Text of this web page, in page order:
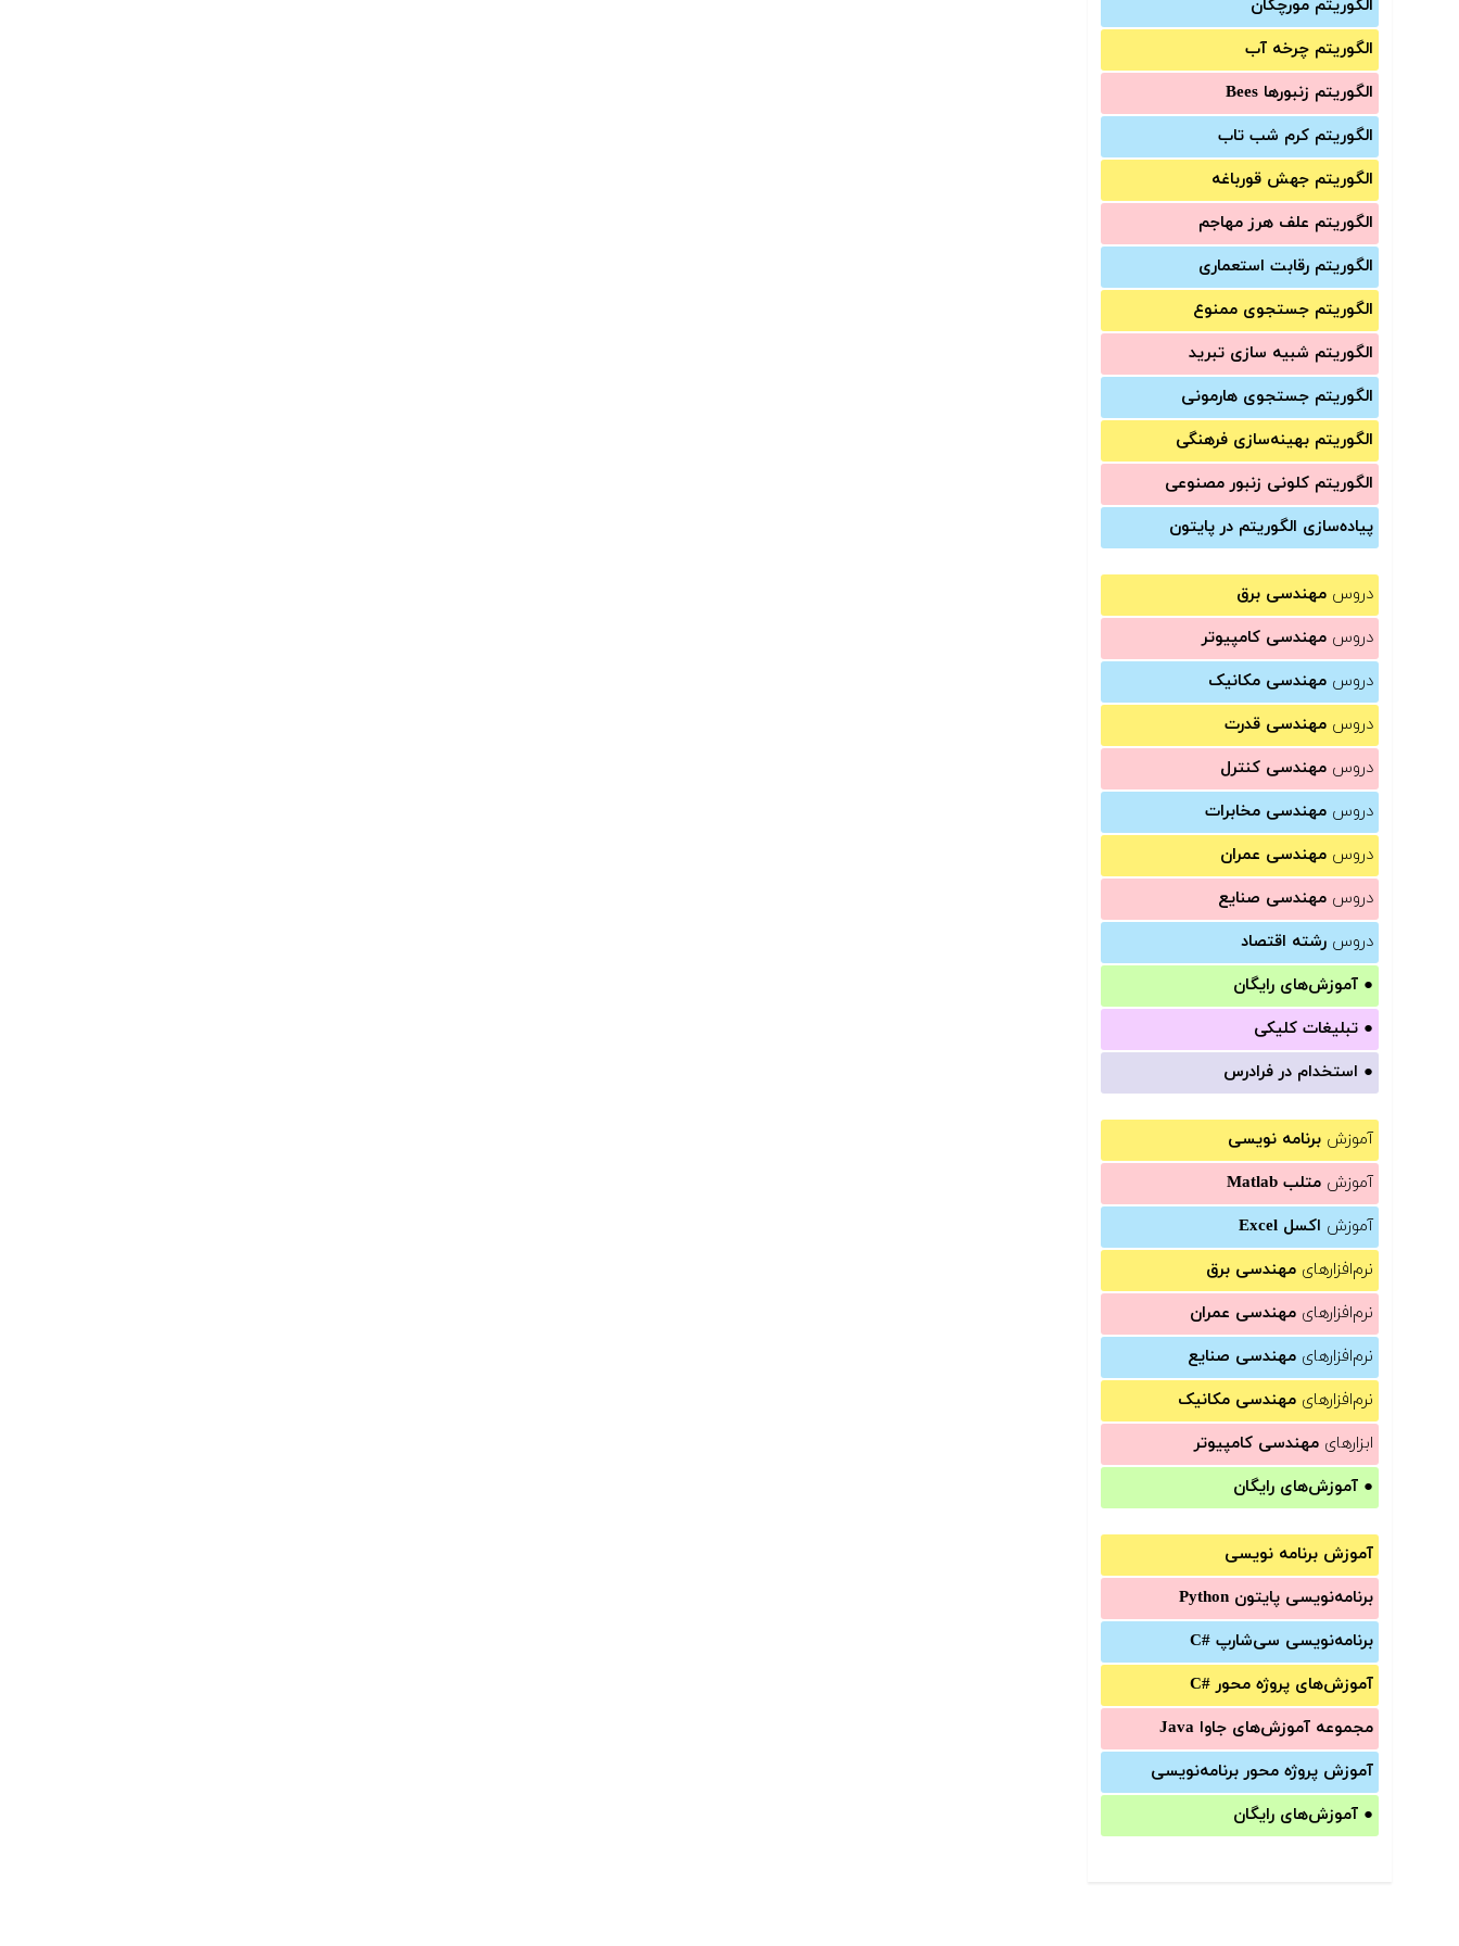
الگوریتم مورچگان
الگوریتم چرخه آب
الگوریتم زنبورها Bees
الگوریتم کرم شب تاب
الگوریتم جهش قورباغه
الگوریتم علف هرز مهاجم
الگوریتم رقابت استعماری
الگوریتم جستجوی ممنوع
الگوریتم شبیه سازی تبرید
الگوریتم جستجوی هارمونی
الگوریتم بهینه‌سازی فرهنگی
الگوریتم کلونی زنبور مصنوعی
پیاده‌سازی الگوریتم در پایتون
دروس مهندسی برق
دروس مهندسی کامپیوتر
دروس مهندسی مکانیک
دروس مهندسی قدرت
دروس مهندسی کنترل
دروس مهندسی مخابرات
دروس مهندسی عمران
دروس مهندسی صنایع
دروس رشته اقتصاد
● آموزش‌های رایگان
● تبلیغات کلیکی
● استخدام در فرادرس
آموزش برنامه نویسی
آموزش متلب Matlab
آموزش اکسل Excel
نرم‌افزارهای مهندسی برق
نرم‌افزارهای مهندسی عمران
نرم‌افزارهای مهندسی صنایع
نرم‌افزارهای مهندسی مکانیک
ابزارهای مهندسی کامپیوتر
● آموزش‌های رایگان
آموزش برنامه نویسی
برنامه‌نویسی پایتون Python
برنامه‌‌نویسی سی‌شارپ C#‎
آموزش‌های پروژه محور #C
مجموعه آموزش‌های جاوا Java
آموزش‌ پروژه محور برنامه‌نویسی
● آموزش‌های رایگان